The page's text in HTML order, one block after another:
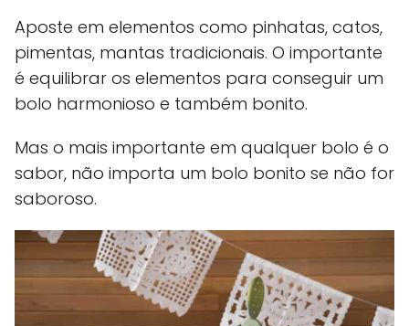
Aposte em elementos como pinhatas, catos,
pimentas, mantas tradicionais. O importante
é equilibrar os elementos para conseguir um
bolo harmonioso e também bonito.
Mas o mais importante em qualquer bolo é o
sabor, não importa um bolo bonito se não for
saboroso.